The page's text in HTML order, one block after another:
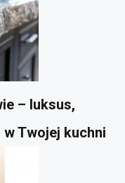
– luksus,
Twojej kuchni